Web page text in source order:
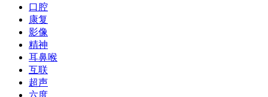
口腔
康复
影像
精神
耳鼻喉
互联
超声
六度